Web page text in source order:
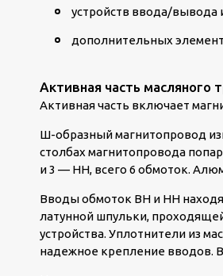
устройств ввода/вывода
дополнительных
Активная часть масляного
Активная часть включает
Ш-образный магнитопровод
столбах магнитопровода
и 3 — НН, всего 6 обмоток.
Вводы обмоток ВН и НН
латунной шпульки,
устройства. Уплотнители из
надежное крепление вводов.